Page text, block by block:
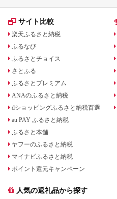
サイト比較
楽天ふるさと納税
ふるなび
ふるさとチョイス
さとふる
ふるさとプレミアム
ANAのふるさと納税
dショッピングふるさと納税百選
au PAY ふるさと納税
ふるさと本舗
ヤフーのふるさと納税
マイナビふるさと納税
ポイント還元キャンペーン
人気の返礼品から探す